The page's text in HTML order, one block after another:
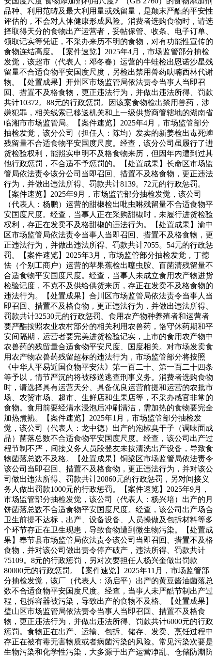
品种、利用范畴及最大利用量或残留量，是颠末严酷的平安性
评估的，不会对人体健康形成风险。消费者选购食物时，请选
择取得天分的食物出产运营者，妥帖保管、收条、电子订单、
领取记实等凭证，不采办来历不明的食物，对有功能性宣传的
食物连结高度。【案件速览】2025年4月，市场监管部分抽检
发觉，该超市（代表人：邓冬春）运营的牛蛙检出恩诺沙星残
留量不合适食物平安国度尺度，另检出禁用兽药呋喃西林代谢
物。【处置成果】开州区市场监管局依法责令当事人当即召
回、措置不及格食物，更正违法行为，并做出违法所得、罚款
共计10372。88元的行政惩罚。因该案食物检出禁用兽药，涉
嫌犯罪，相关线索已移送机关和上一级供货商管辖地的湖南省
临湘市市场监管局。【案件速览】2025年4月，市场监管部分
抽检发觉，该分公司（担任人：陈均）发卖的新姜检出毒死蜱
残留量不合适食物平安国度尺度。经查，该分公司虽履行了进
货检验权利，能照实申明不及格食物来历，但因年内遭到过其
他行政惩罚，不合适不予惩罚的。【处置成果】长命区市场监
管局依法责令该分公司当即召回、措置不及格食物，更正违法
行为，并做出违法所得、罚款共计8139。72元的行政惩罚。
【案件速览】2025年9月，市场监管部分抽检发觉，该公司
（代表人：杨鹏）运营的甜椒检出吡虫啉残留量不合适食物平
安国度尺度。经查，当事人正在采购甜椒时，未履行进货检验
权利，存正在发卖不及格甜椒的违法行为。【处置成果】渝中
区市场监管局依法责令当事人当即召回、措置不及格食物，更
正违法行为，并做出违法所得、罚款共计7055。54元的行政惩
罚。【案件速览】2025年3月，市场监管部分抽检发觉，丁德
怯（个别工商户）运营的苹果蕉检出噻虫胺、百菌清残留量不
合适食物平安国度尺度。经查，当事人未成立食用农产物进货
检验记度，不克不及供给供货来历，存正在发卖不及格食物的
违法行为。【处置成果】合川区市场监管局依法责令当事人当
即召回、措置不及格食物，更正违法行为，并做出违法所得、
罚款共计32530元的行政惩罚。食用农产物种养殖者和运营者
要严酷按照农业农村部分的相关利用农兽药，恪守休药期和平
安间隔期，运营者要完美进货检验记实，上市的食用农产物中
农兽药的残留量合适食物平安尺度、国度相关。对市场发卖食
用农产物农兽药残留超标的违法行为，市场监管部分将按照
《中华人平易近国食物平安法》第一百二十、第一百二十四条
等予以，情节严沉的将被移送逃查刑事义务。消费者选购食物
时，请选择具有运营天分、具备优良运营前提和运营的农批市
场、农贸市场、超市、生鲜店和生果店等，不采办感官非常的
食物。食用前要经清水浸泡后冲刷清洁，需加热的食物要完全
加热煮熟。【案件速览】2025年1月，市场监管部分抽检发
觉，该公司（代表人：龙中德）出产的泡椒臭干子（调味面成
品）菌落总数不合适食物平安国度尺度。经查，该公司出产过
程节制不严，间接义务人员段登友未按清洗出产设备，导致食
物菌落总数不及格。【处置成果】铜梁区市场监管局依法责令
该公司当即召回、措置不及格食物，更正违法行为，并对该公
司做出违法所得、罚款共计20860元的行政惩罚，另对间接义
务人做出罚款1000元的行政惩罚。【案件速览】2025年9月，
市场监管部分抽检发觉，该公司（代表人：杨兴培）出产的月
饼菌落总数不合适食物平安国度尺度。经查，该公司出产场合
卫生前提不达标，出产、设备设备、人员操做及包拆材料等多
个环节存正在卫生现患，导致食物遭到微生物污染。【处置成
果】奉节县市场监管局依法责令该公司当即召回、措置不及格
食物，并对该公司做出责令停产破产，违法所得、罚款共计
75109。8元的行政惩罚，另对次要担任人杨兴奎做出罚款
80000元的行政惩罚。【案件速览】2025年11月，市场监管部
分抽检发觉，该厂（代表人：汤启平）出产的黄豆酱油菌落总
数不合适食物平安国度尺度。经查，当事人未严酷节制出产过
程，包拆容器被污染，导致出产的食物不及格。【处置成果】
璧山区市场监管局依法责令当事人当即召回、措置不及格食
物，更正违法行为，并做出违法所得、罚款共计6000元的行政
惩罚。食物正在出产、运输、包拆、储存、发卖、烹饪过程中
存正在被有毒无害物质或者病菌污染的风险。常见污染次要是
生物污染和化学性污染，大多源于出产运营净乱、仓储防潮防